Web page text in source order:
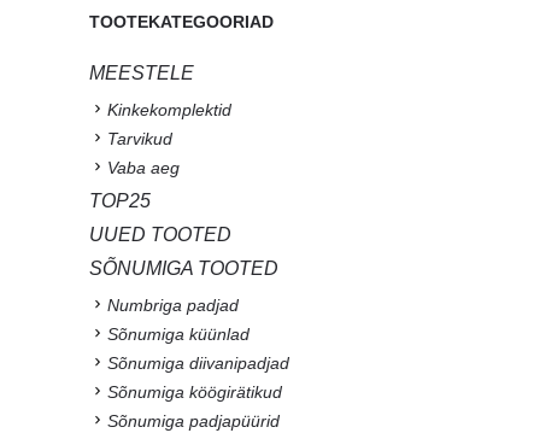
TOOTEKATEGOORIAD
MEESTELE
Kinkekomplektid
Tarvikud
Vaba aeg
TOP25
UUED TOOTED
SÕNUMIGA TOOTED
Numbriga padjad
Sõnumiga küünlad
Sõnumiga diivanipadjad
Sõnumiga köögirätikud
Sõnumiga padjapüürid